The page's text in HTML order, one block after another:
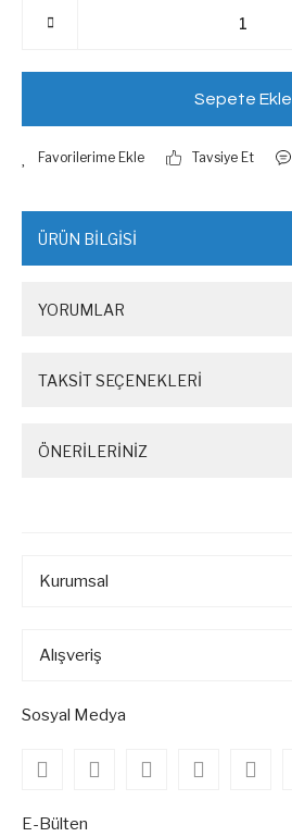
Sepete Ekle
Tavsiye Et
ÜRÜN BİLGİSİ
YORUMLAR
TAKSİT SEÇENEKLERİ
ÖNERİLERİNİZ
Kurumsal
Alışveriş
Sosyal Medya
E-Bülten